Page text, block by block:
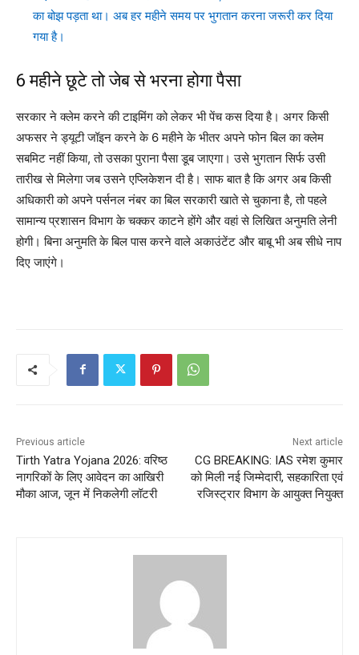
का बोझ पड़ता था। अब हर महीने समय पर भुगतान करना जरूरी कर दिया
गया है।
6 महीने छूटे तो जेब से भरना होगा पैसा
सरकार ने क्लेम करने की टाइमिंग को लेकर भी पेंच कस दिया है। अगर किसी
अफसर ने ड्यूटी जॉइन करने के 6 महीने के भीतर अपने फोन बिल का क्लेम
सबमिट नहीं किया, तो उसका पुराना पैसा डूब जाएगा। उसे भुगतान सिर्फ उसी
तारीख से मिलेगा जब उसने एप्लिकेशन दी है। साफ बात है कि अगर अब किसी
अधिकारी को अपने पर्सनल नंबर का बिल सरकारी खाते से चुकाना है, तो पहले
सामान्य प्रशासन विभाग के चक्कर काटने होंगे और वहां से लिखित अनुमति लेनी
होगी। बिना अनुमति के बिल पास करने वाले अकाउंटेंट और बाबू भी अब सीधे नाप
दिए जाएंगे।
Previous article
Tirth Yatra Yojana 2026: वरिष्ठ
नागरिकों के लिए आवेदन का आखिरी
मौका आज, जून में निकलेगी लॉटरी
Next article
CG BREAKING: IAS रमेश कुमार
को मिली नई जिम्मेदारी, सहकारिता एवं
रजिस्ट्रार विभाग के आयुक्त नियुक्त